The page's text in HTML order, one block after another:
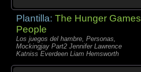
Plantilla:The Hunger Games
People
Los juegos del hambre, Personas,
Mockingjay Part2 Jennifer Lawrence
Katniss Everdeen Liam Hemsworth